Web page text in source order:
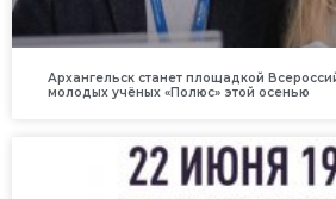
Архангельск станет площадкой
молодых учёных «Полюс» этой осенью